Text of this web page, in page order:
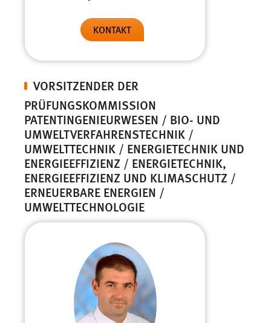
KONTAKT
VORSITZENDER DER
PRÜFUNGSKOMMISSION
PATENTINGENIEURWESEN / BIO- UND
UMWELTVERFAHRENSTECHNIK /
UMWELTTECHNIK / ENERGIETECHNIK UND
ENERGIEEFFIZIENZ / ENERGIETECHNIK,
ENERGIEEFFIZIENZ UND KLIMASCHUTZ /
ERNEUERBARE ENERGIEN /
UMWELTTECHNOLOGIE